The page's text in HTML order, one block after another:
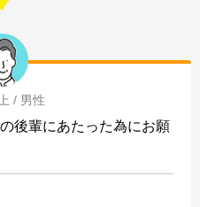
/ 男性
後輩にあたった為にお願